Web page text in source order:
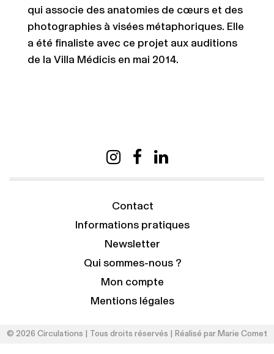
qui associe des anatomies de cœurs et des
photographies à visées métaphoriques. Elle
a été finaliste avec ce projet aux auditions
de la Villa Médicis en mai 2014.
Contact
Informations pratiques
Newsletter
Qui sommes-nous ?
Mon compte
Mentions légales
© 2026 Circulations | Tous droits réservés | Réalisé par Marie Comet